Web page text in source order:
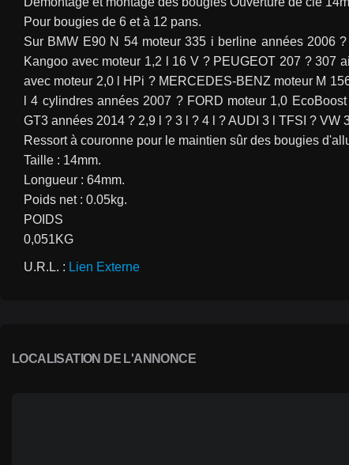
Pour bougies de 6 et à 12 pans.
Sur BMW E90 N 54 moteur 335 i berline années 2006
Kangoo avec moteur 1,2 l 16 V ? PEUGEOT 207 ? 307
avec moteur 2,0 l HPi ? MERCEDES-BENZ moteur M
l 4 cylindres années 2007 ? FORD moteur 1,0
GT3 années 2014 ? 2,9 l ? 3 l ? 4 l ? AUDI 3 l TFSI ? VW
Ressort à couronne pour le maintien sûr des bougies
Taille : 14mm.
Longueur : 64mm.
Poids net : 0.05kg.
POIDS
0,051KG
U.R.L. : Lien Externe
LOCALISATION DE L'ANNONCE